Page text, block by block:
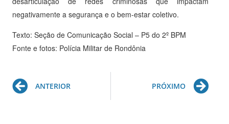
negativamente a segurança e o bem-estar coletivo.
Texto: Seção de Comunicação Social – P5 do 2º BPM
Fonte e fotos: Polícia Militar de Rondônia
Prev
ANTERIOR PRÓXIMO